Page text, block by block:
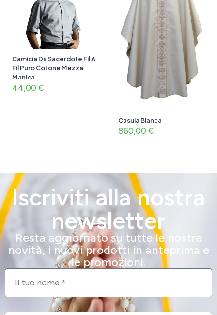
Camicia Da Sacerdote Fil A
Fil Puro Cotone Mezza
Manica
44,00 €
Casula Bianca
860,00 €
Iscriviti alla nostra
newsletter
Resta aggiornato su tutte le nostre
novità, i nuovi prodotti in anteprima e
le promozioni.